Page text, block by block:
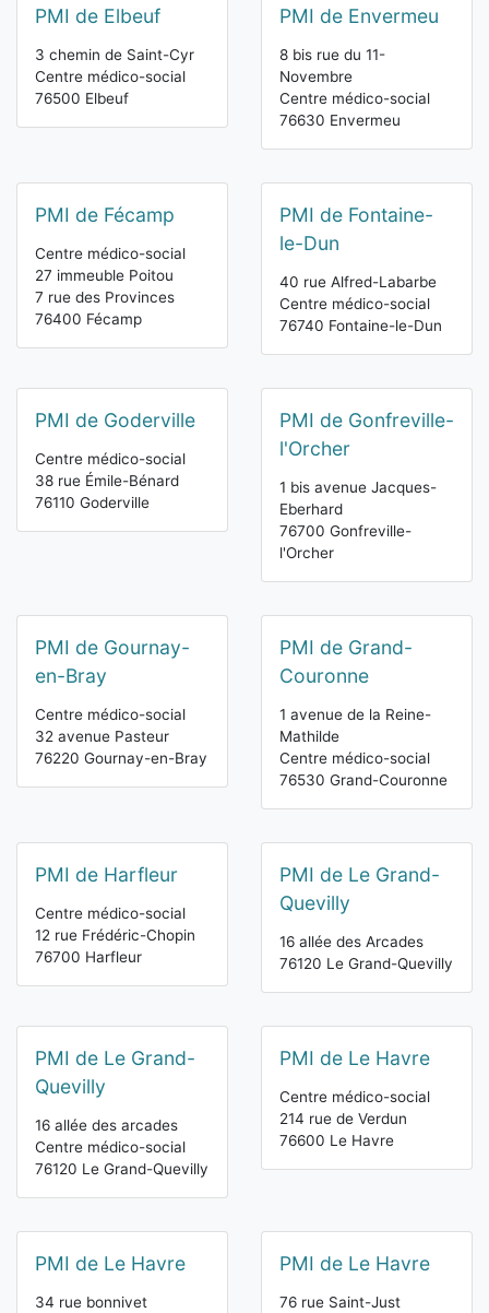
PMI de Elbeuf
3 chemin de Saint-Cyr
Centre médico-social
76500 Elbeuf
PMI de Envermeu
8 bis rue du 11-
Novembre
Centre médico-social
76630 Envermeu
PMI de Fécamp
Centre médico-social
27 immeuble Poitou
7 rue des Provinces
76400 Fécamp
PMI de Fontaine-
le-Dun
40 rue Alfred-Labarbe
Centre médico-social
76740 Fontaine-le-Dun
PMI de Goderville
Centre médico-social
38 rue Émile-Bénard
76110 Goderville
PMI de Gonfreville-
l'Orcher
1 bis avenue Jacques-
Eberhard
76700 Gonfreville-
l'Orcher
PMI de Gournay-
en-Bray
Centre médico-social
32 avenue Pasteur
76220 Gournay-en-Bray
PMI de Grand-
Couronne
1 avenue de la Reine-
Mathilde
Centre médico-social
76530 Grand-Couronne
PMI de Harfleur
Centre médico-social
12 rue Frédéric-Chopin
76700 Harfleur
PMI de Le Grand-
Quevilly
16 allée des Arcades
76120 Le Grand-Quevilly
PMI de Le Grand-
Quevilly
16 allée des arcades
Centre médico-social
76120 Le Grand-Quevilly
PMI de Le Havre
Centre médico-social
214 rue de Verdun
76600 Le Havre
PMI de Le Havre
34 rue bonnivet
PMI de Le Havre
76 rue Saint-Just